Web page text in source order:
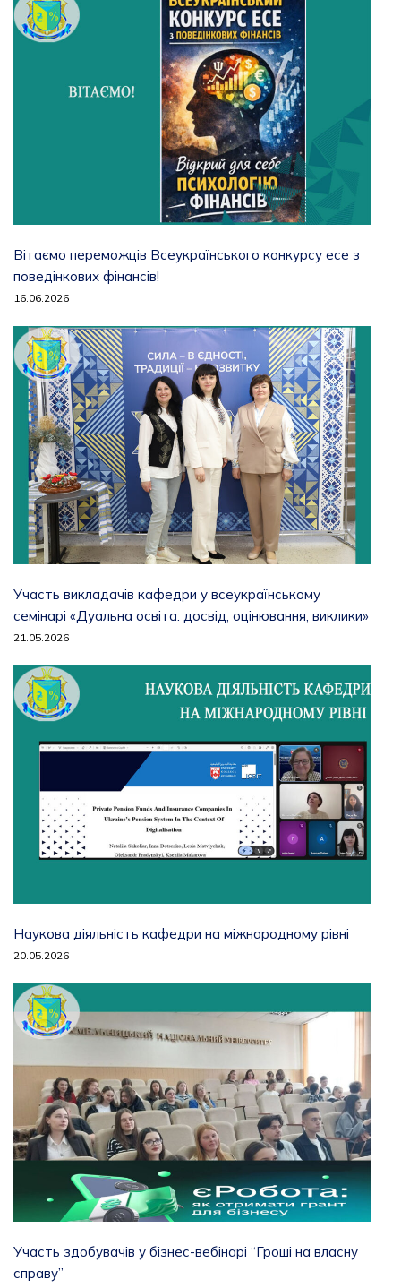
Вітаємо переможців Всеукраїнського конкурсу есе з
поведінкових фінансів!
16.06.2026
Участь викладачів кафедри у всеукраїнському
семінарі «Дуальна освіта: досвід, оцінювання, виклики»
21.05.2026
Наукова діяльність кафедри на міжнародному рівні
20.05.2026
Участь здобувачів у бізнес-вебінарі “Гроші на власну
справу”